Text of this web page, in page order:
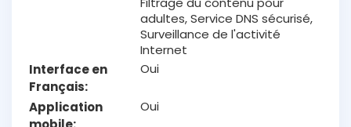
adultes, Service DNS sécurisé,
Surveillance de l'activité
Internet
Interface en
Français
Oui
Application
Oui